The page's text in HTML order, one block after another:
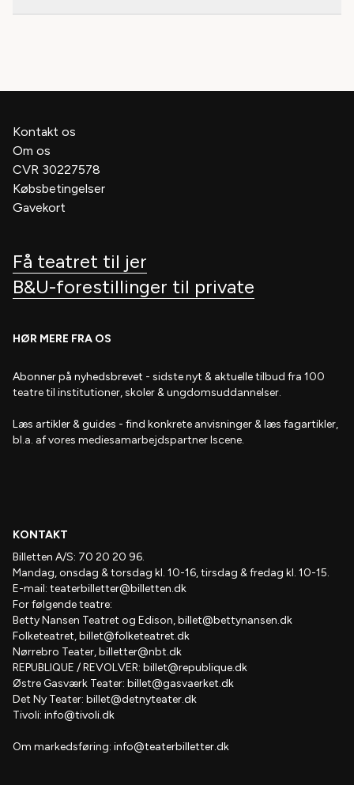
Kontakt os
Om os
CVR 30227578
Købsbetingelser
Gavekort
Få teatret til jer
B&U-forestillinger til private
HØR MERE FRA OS
Abonner på nyhedsbrevet - sidste nyt & aktuelle tilbud fra 100
teatre til institutioner, skoler & ungdomsuddannelser.
Læs artikler & guides - find konkrete anvisninger & læs fagartikler,
bl.a. af vores mediesamarbejdspartner Iscene.
KONTAKT
Billetten A/S: 70 20 20 96.
Mandag, onsdag & torsdag kl. 10-16, tirsdag & fredag kl. 10-15.
E-mail: teaterbilletter@billetten.dk
For følgende teatre:
Betty Nansen Teatret og Edison,billet@bettynansen.dk
Folketeatret,billet@folketeatret.dk
Nørrebro Teater,billetter@nbt.dk
REPUBLIQUE / REVOLVER: billet@republique.dk
Østre Gasværk Teater: billet@gasvaerket.dk
Det Ny Teater: billet@detnyteater.dk
Tivoli: info@tivoli.dk
Om markedsføring: info@teaterbilletter.dk